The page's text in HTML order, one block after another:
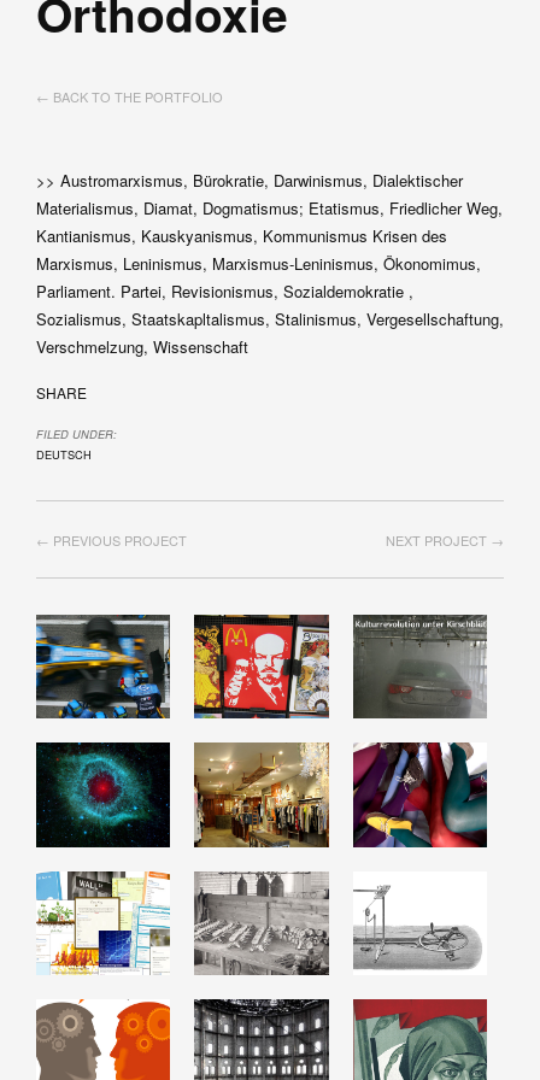
← BACK TO THE PORTFOLIO
>> Austromarxismus, Bürokratie, Darwinismus, Dialektischer
Materialismus, Diamat, Dogmatismus; Etatismus, Friedlicher Weg,
Kantianismus, Kauskyanismus, Kommunismus Krisen des
Marxismus, Leninismus, Marxismus-Leninismus, Ökonomimus,
Parliament. Partei, Revisionismus, Sozialdemokratie ,
Sozialismus, Staatskapltalismus, Stalinismus, Vergesellschaftung,
Verschmelzung, Wissenschaft
SHARE
FILED UNDER:
DEUTSCH
NEXT PROJECT →
← PREVIOUS PROJECT